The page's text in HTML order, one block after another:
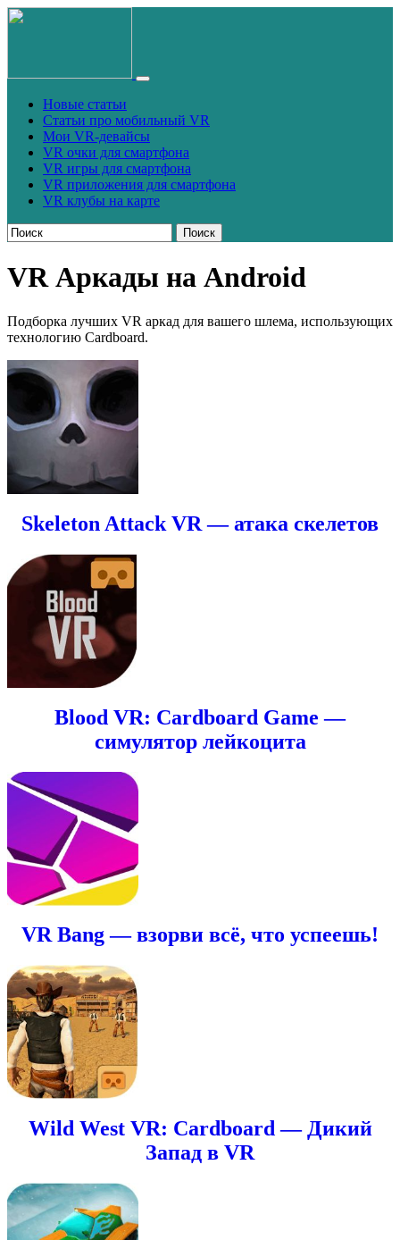
Новые статьи
Статьи про мобильный VR
Мои VR-девайсы
VR очки для смартфона
VR игры для смартфона
VR приложения для смартфона
VR клубы на карте
Поиск
VR Аркады на Android
Подборка лучших VR аркад для вашего шлема, использующих
технологию Cardboard.
Skeleton Attack VR — атака скелетов
Blood VR: Cardboard Game —
симулятор лейкоцита
VR Bang — взорви всё, что успеешь!
Wild West VR: Cardboard — Дикий
Запад в VR